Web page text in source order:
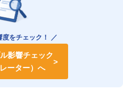
度をチェック！ ／
影響チェック
ーター）へ